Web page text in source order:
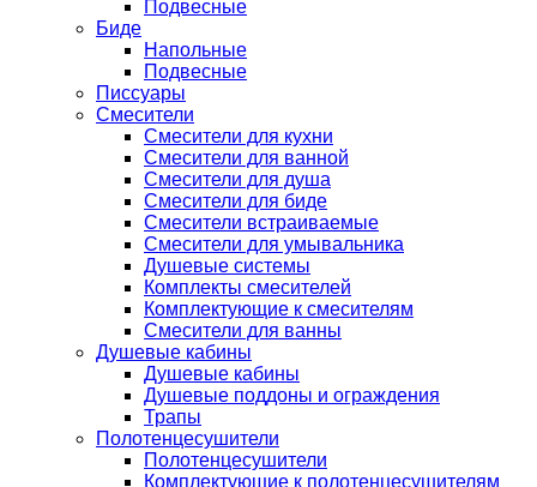
Подвесные
Биде
Напольные
Подвесные
Писсуары
Смесители
Смесители для кухни
Смесители для ванной
Смесители для душа
Смесители для биде
Смесители встраиваемые
Смесители для умывальника
Душевые системы
Комплекты смесителей
Комплектующие к смесителям
Смесители для ванны
Душевые кабины
Душевые кабины
Душевые поддоны и ограждения
Трапы
Полотенцесушители
Полотенцесушители
Комплектующие к полотенцесушителям